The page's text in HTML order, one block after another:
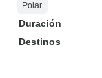
Polar
Duración
Destinos